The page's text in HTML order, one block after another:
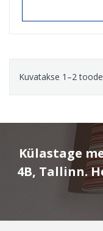
Kuvatakse 1–2
Külastage
4B, Tallinn.